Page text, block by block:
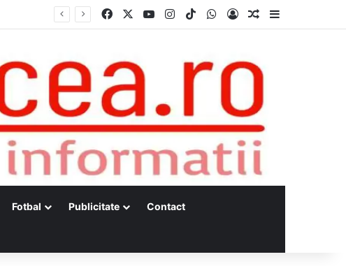
Facebook YouTubeInstagram
TikTokWhatsApp
Log InRandom Article
Fotbal Publicitate Contact